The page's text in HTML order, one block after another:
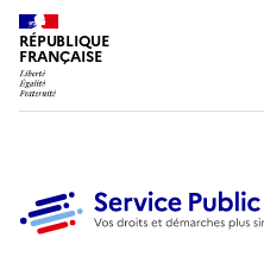
RÉPUBLIQUE
FRANÇAISE